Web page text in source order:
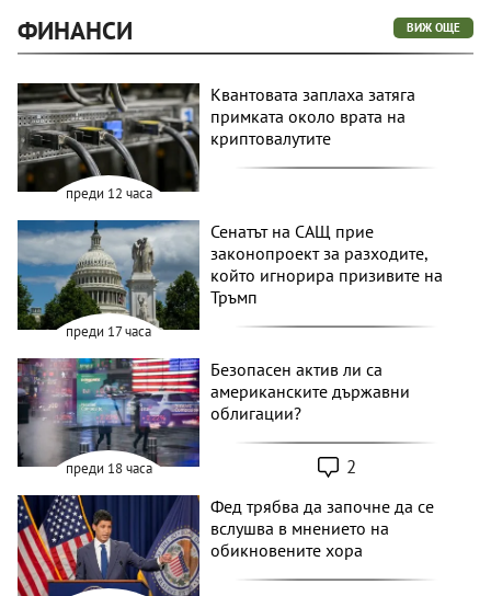
ФИНАНСИ ВИЖ ОЩЕ
преди 12 часа
Квантовата заплаха затяга
примката около врата на
криптовалутите
преди 17 часа
Сенатът на САЩ прие
законопроект за разходите,
който игнорира призивите на
Тръмп
преди 18 часа
Безопасен актив ли са
американските държавни
облигации?
2
Фед трябва да започне да се
вслушва в мнението на
обикновените хора